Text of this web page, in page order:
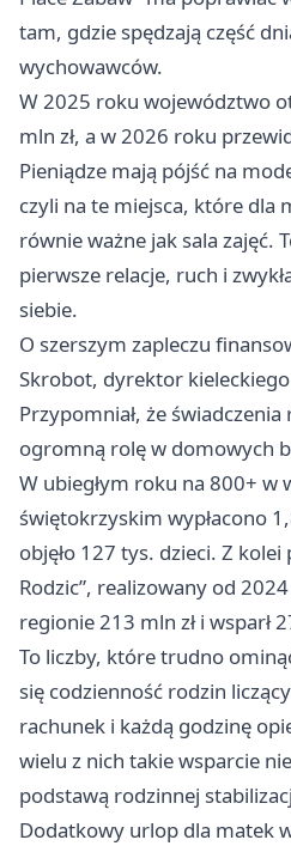
tam, gdzie spędzają część
wychowawców.
W 2025 roku województwo
mln zł, a w 2026 roku
Pieniądze mają pójść na
czyli na te miejsca, które dla
równie ważne jak sala zajęć.
pierwsze relacje, ruch i
siebie.
O szerszym zapleczu
Skrobot, dyrektor kieleckiego
Przypomniał, że
ogromną rolę w domowych
W ubiegłym roku na 800+ w
świętokrzyskim wypłacono
objęło 127 tys. dzieci. Z
Rodzic”, realizowany od
regionie 213 mln zł i wsparł
To liczby, które trudno
się codzienność rodzin
rachunek i każdą godzinę
wielu z nich takie wsparcie
podstawą rodzinnej
Dodatkowy urlop dla matek